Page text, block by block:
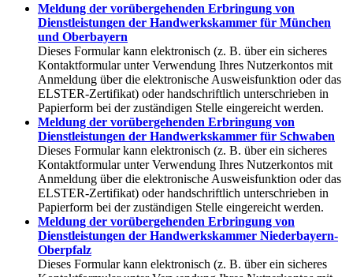
Meldung der vorübergehenden Erbringung von
Dienstleistungen der Handwerkskammer für München
und Oberbayern
Dieses Formular kann elektronisch (z. B. über ein sicheres
Kontaktformular unter Verwendung Ihres Nutzerkontos mit
Anmeldung über die elektronische Ausweisfunktion oder das
ELSTER-Zertifikat) oder handschriftlich unterschrieben in
Papierform bei der zuständigen Stelle eingereicht werden.
Meldung der vorübergehenden Erbringung von
Dienstleistungen der Handwerkskammer für Schwaben
Dieses Formular kann elektronisch (z. B. über ein sicheres
Kontaktformular unter Verwendung Ihres Nutzerkontos mit
Anmeldung über die elektronische Ausweisfunktion oder das
ELSTER-Zertifikat) oder handschriftlich unterschrieben in
Papierform bei der zuständigen Stelle eingereicht werden.
Meldung der vorübergehenden Erbringung von
Dienstleistungen der Handwerkskammer Niederbayern-
Oberpfalz
Dieses Formular kann elektronisch (z. B. über ein sicheres